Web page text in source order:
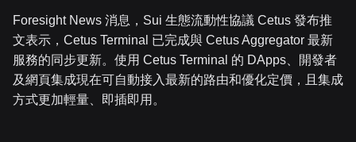
Foresight News 消息，Sui 生態流動性協議 Cetus 發布推
文表示，Cetus Terminal 已完成與 Cetus Aggregator 最新
服務的同步更新。使用 Cetus Terminal 的 DApps、開發者
及網頁集成現在可自動接入最新的路由和優化定價，且集成
方式更加輕量、即插即用。